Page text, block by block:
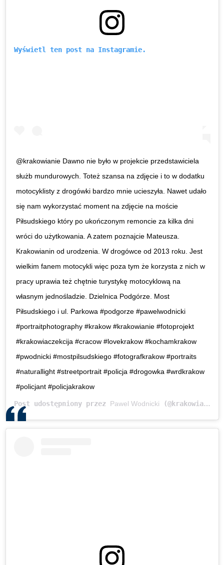
Wyświetl ten post na Instagramie.
@krakowianie Dawno nie było w projekcie przedstawiciela
służb mundurowych. Toteż szansa na zdjęcie i to w dodatku
motocyklisty z drogówki bardzo mnie ucieszyła. Nawet udało
się nam wykorzystać moment na zdjęcie na moście
Piłsudskiego który po ukończonym remoncie za kilka dni
wróci do użytkowania. A zatem poznajcie Mateusza.
Krakowianin od urodzenia. W drogówce od 2013 roku. Jest
wielkim fanem motocykli więc poza tym że korzysta z nich w
pracy uprawia też chętnie turystykę motocyklową na
własnym jednośladzie. Dzielnica Podgórze. Most
Piłsudskiego i ul. Parkowa #podgorze #pawelwodnicki
#portraitphotography #krakow #krakowianie #fotoprojekt
#krakowiaczekcija #cracow #lovekrakow #kochamkrakow
#pwodnicki #mostpilsudskiego #fotografkrakow #portraits
#naturallight #streetportrait #policja #drogowka #wrdkrakow
#policjant #policjakrakow
Post udostępniony przez Pawel Wodnicki (@krakowianie)